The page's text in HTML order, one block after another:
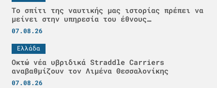
Το σπίτι της ναυτικής μας ιστορίας πρέπει να
μείνει στην υπηρεσία του έθνους…
07.08.26
Ελλάδα
Οκτώ νέα υβριδικά Straddle Carriers
αναβαθμίζουν τον Λιμένα Θεσσαλονίκης
07.08.26